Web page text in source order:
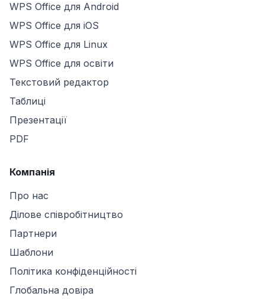
WPS Office для Android
WPS Office для iOS
WPS Office для Linux
WPS Office для освіти
Текстовий редактор
Таблиці
Презентації
PDF
Компанія
Про нас
Ділове співробітництво
Партнери
Шаблони
Політика конфіденційності
Глобальна довіра